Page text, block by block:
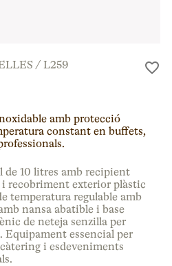
/L259
amb protecció
constant en buffets,
de 10 litres amb recipient
recobriment exterior plàstic
temperatura regulable amb
nansa abatible i base
de neteja senzilla per
Equipament essencial per
i esdeveniments